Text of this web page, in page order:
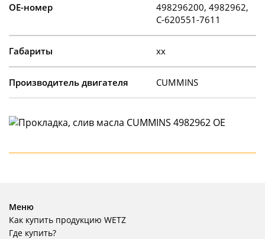
OE-номер
498296200, 4982962,
C-620551-7611
Габариты xx
Производитель двигателя CUMMINS
Меню
Как купить продукцию WETZ
Где купить?